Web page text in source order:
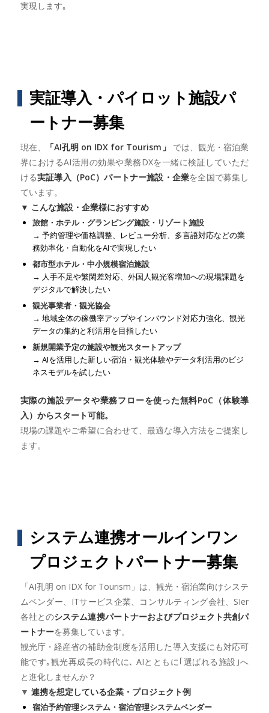
実現します｡
実証導入・パイロット施設パ
ートナー募集
現在、 「AI孔明 on IDX for Tourism」
では、観光・宿泊業
界におけるAI活用の効果や業務DXを一緒に検証していただ
ける実証導入（PoC）パートナー施設・企業を全国で募集し
ています。
▼ こんな施設・企業様におすすめ
旅館・ホテル・グランピング施設・リゾート施設
→ 予約管理や価格調整、レビュー分析、多言語対応などの業
務効率化・自動化をAIで実現したい
都市型ホテル・中小規模宿泊施設
→ 人手不足や繁閑差対応、外国人観光客増加への現場課題を
デジタルで解決したい
観光事業者・観光協会
→ 地域全体の稼働率アップやインバウンド対応力強化、観光
データの集約と利活用を目指したい
新規開業予定の施設や観光スタートアップ
→ AIを活用した新しい宿泊・観光体験やデータ利活用のビジ
ネスモデルを試したい
実際の施設データや業務フローを使った無料PoC（体験導
入）からスタート可能。
現場の課題やご希望に合わせて、最適な導入方法をご提案し
ます。
システム連携オールインワン
プロジェクトパートナー募集
「AI孔明 on IDX for Tourism」は、観光・宿泊業向けシステ
ムベンダー、ITサービス企業、コンサルティング会社、SIer
各社とのシステム連携パートナーおよびプロジェクト共創パ
ートナーを募集しています。
観光庁・経産省の補助金制度を活用した導入支援にも対応可
能です｡観光再成長の時代に､ AIとともに｢選ばれる施設｣へ
と進化しませんか？
▼ 連携を想定している企業・プロジェクト例
宿泊予約管理システム・宿泊管理システムベンダー